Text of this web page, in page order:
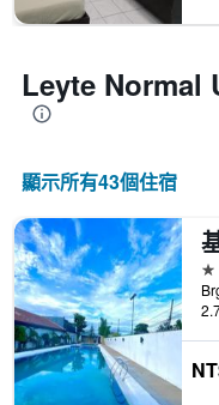
Leyte Normal
顯示所有43​個住宿
3